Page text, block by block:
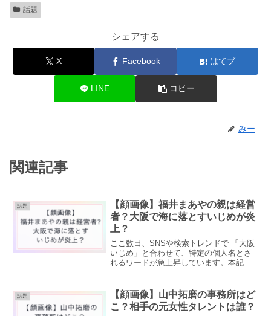
話題
シェアする
X Facebook はてブ
LINE コピー
みー
関連記事
話題
【顔画像】福井まあやの親は経営
者？大阪で海に落とすいじめが炎
上？
ここ数日、SNSや検索トレンドで 「大阪
いじめ」と合わせて、特定の個人名とさ
れるワードが急上昇しています。本記事
あくまで「現在どのような状況なのか」
「情報を扱う際に何...
話題
【顔画像】山中拓磨の事務所はど
こ？相手の元女性タレントは誰？